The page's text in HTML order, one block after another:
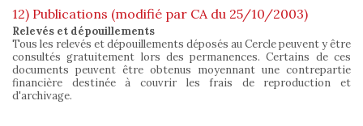
12) Publications (modifié par CA du 25/10/2003)
Relevés et dépouillements
Tous les relevés et dépouillements déposés au Cercle peuvent y être
consultés gratuitement lors des permanences. Certains de ces
documents peuvent être obtenus moyennant une contrepartie
financière destinée à couvrir les frais de reproduction et
d'archivage.